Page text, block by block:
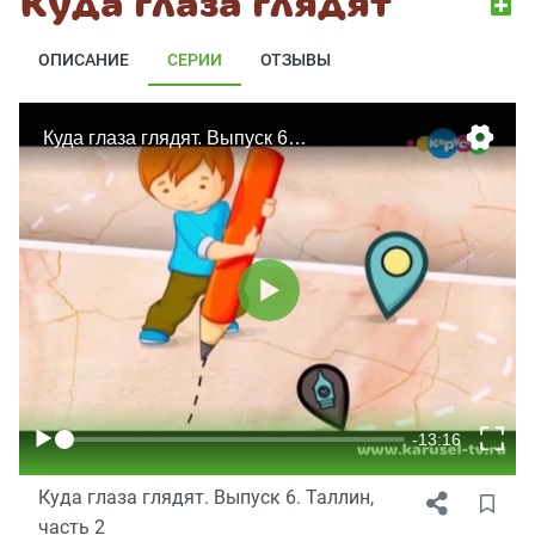
ОПИСАНИЕ СЕРИИ ОТЗЫВЫ
Куда глаза глядят. Выпуск 6. Таллин,
часть 2